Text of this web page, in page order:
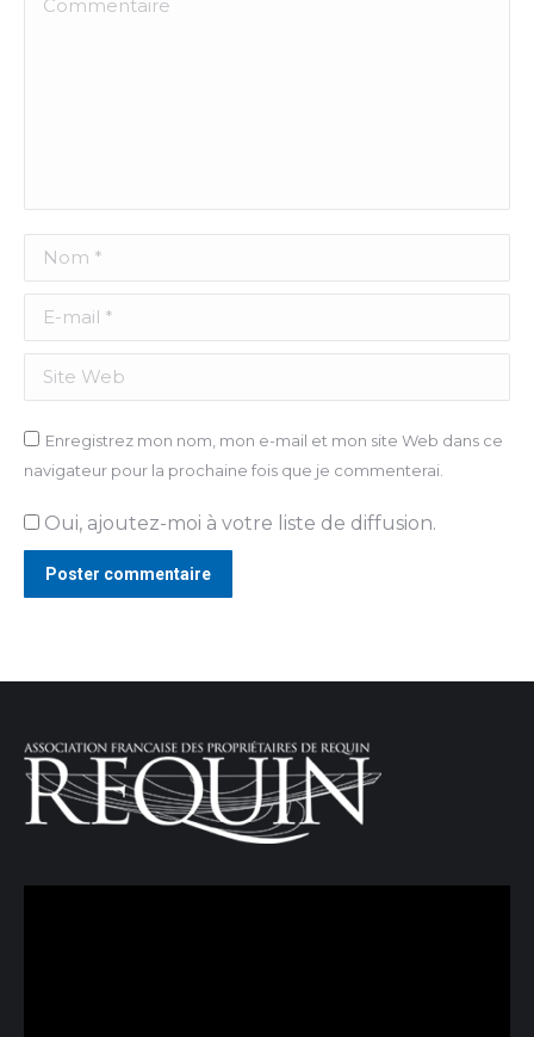
Nom *
E-mail *
Site Web
Enregistrez mon nom, mon e-mail et mon site Web dans ce
navigateur pour la prochaine fois que je commenterai.
Oui, ajoutez-moi à votre liste de diffusion.
Poster commentaire